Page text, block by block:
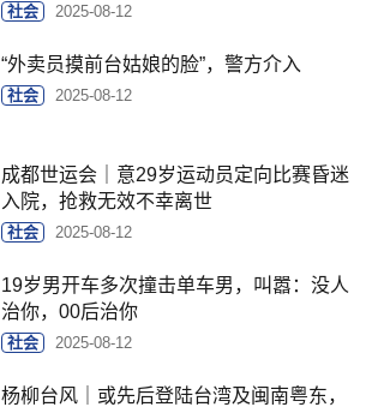
社会 2025-08-12
“外卖员摸前台姑娘的脸”，警方介入
社会 2025-08-12
成都世运会｜意29岁运动员定向比赛昏迷
入院，抢救无效不幸离世
社会 2025-08-12
19岁男开车多次撞击单车男，叫嚣：没人
治你，00后治你
社会 2025-08-12
杨柳台风｜或先后登陆台湾及闽南粤东，